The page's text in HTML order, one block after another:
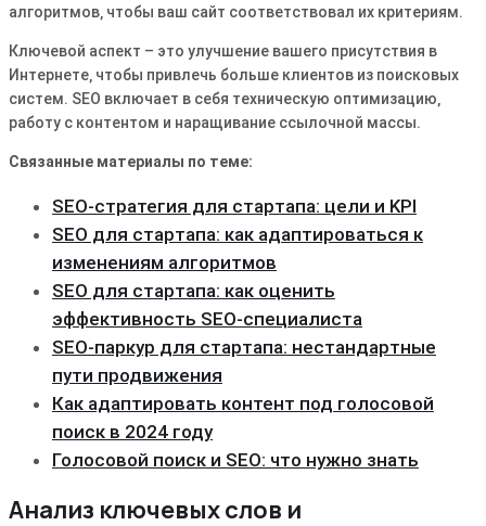
алгоритмов‚ чтобы ваш сайт соответствовал их критериям․
Ключевой аспект – это улучшение вашего присутствия в
Интернете‚ чтобы привлечь больше клиентов из поисковых
систем․ SEO включает в себя техническую оптимизацию‚
работу с контентом и наращивание ссылочной массы․
Связанные материалы по теме:
SEO-стратегия для стартапа: цели и KPI
SEO для стартапа: как адаптироваться к
изменениям алгоритмов
SEO для стартапа: как оценить
эффективность SEO-специалиста
SEO-паркур для стартапа: нестандартные
пути продвижения
Как адаптировать контент под голосовой
поиск в 2024 году
Голосовой поиск и SEO: что нужно знать
Анализ ключевых слов и